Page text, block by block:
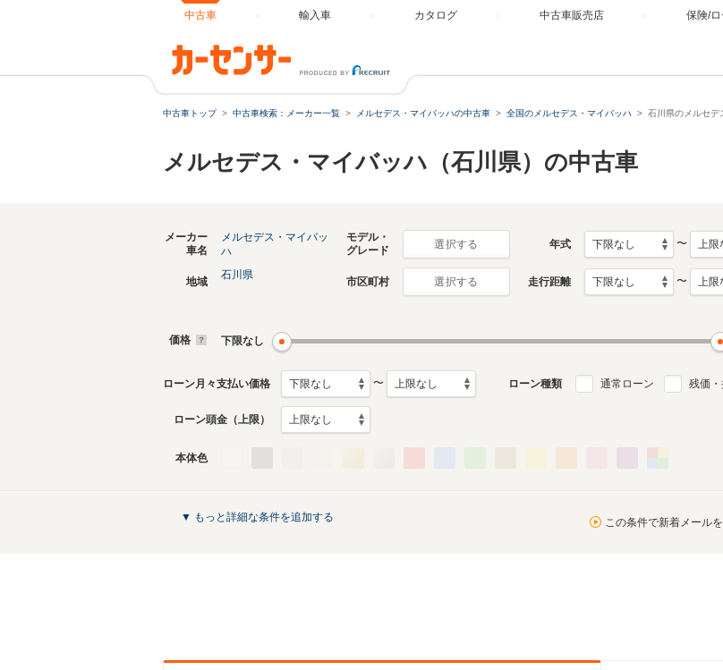
中古車 輸入車 カタログ 中古車販売店 保険/
中古車トップ 中古車検索：メーカー一覧 メルセデス・マイバッハの中古車 全国のメルセデス・マイバッハ 石川県のメルセデ
メルセデス・マイバッハ（石川県）の中古車
メーカー
車名
メルセデス・マイバッ
ハ
モデル・
グレード
選択する 年式 〜
地域
石川県
市区町村 選択する 走行距離 〜
価格 下限なし
ローン月々支払い価格 〜 ローン種類 通常ローン 残価
ローン頭金（上限）
本体色
▼ もっと詳細な条件を追加する この条件で新着メール